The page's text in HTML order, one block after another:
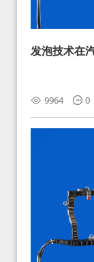
发泡技术在
9964 0